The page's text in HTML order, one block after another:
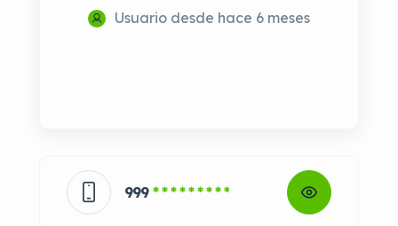
Usuario desde hace 6 meses
999 * * * * * * * * *